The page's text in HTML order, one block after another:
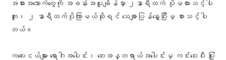
အစားအ​သောက်​တွေကို အခန်းအပူချိန်မှာ ၂နာရီထက် ပိုမထားသင့်ပါ
ဘူး၊ ၂ နာရီထက်ပိုကြာမယ်ဆိုရင် ​သေချာပြန်​နွှေးပြီးမှ စားသင့်ပါ
တယ်။
က​လေးငယ်များ ​ရောဂါအ​ပေါင်း၊ ​ဘေးအန္တရာယ်အ​ပေါင်းမှ ကင်း​ဝေးပီး ပြုံး​